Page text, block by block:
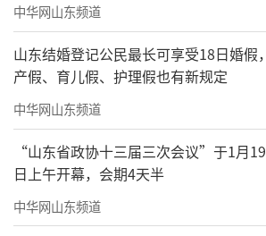
中华网山东频道
山东结婚登记公民最长可享受18日婚假，
产假、育儿假、护理假也有新规定
中华网山东频道
“山东省政协十三届三次会议”于1月19
日上午开幕，会期4天半
中华网山东频道